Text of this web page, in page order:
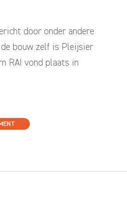
door onder andere
bouw zelf is Pleijsier
RAI vond plaats in